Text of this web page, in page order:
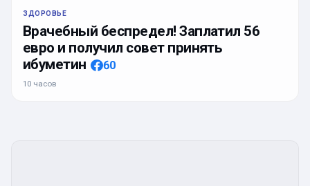
ЗДОРОВЬЕ
Врачебный беспредел! Заплатил 56
евро и получил совет принять
ибуметин
60
10 часов